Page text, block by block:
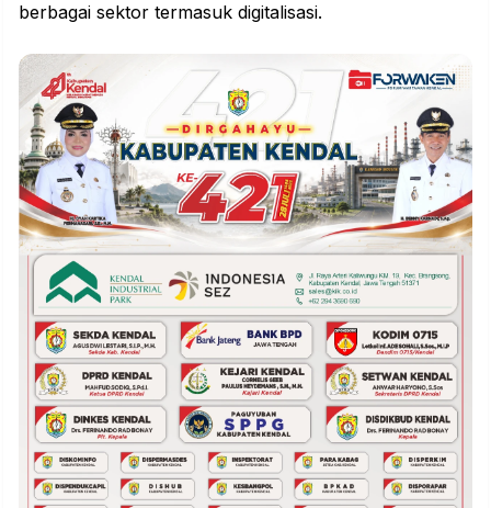
berbagai sektor termasuk digitalisasi.